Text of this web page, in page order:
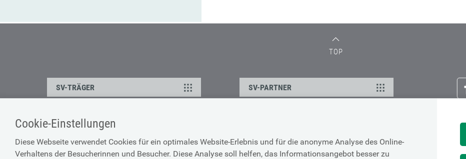
Cookie-Einstellungen
Diese Webseite verwendet Cookies für ein optimales Website-Erlebnis und für die anonyme Analyse des Online-
Verhaltens der Besucherinnen und Besucher. Diese Analyse soll helfen, das Informationsangebot besser zu
TOP
SV-TRÄGER SV-PARTNER
ÜBER UNS
Kontakt
Barrierefreiheitserklärung
Cookie-Erklärung